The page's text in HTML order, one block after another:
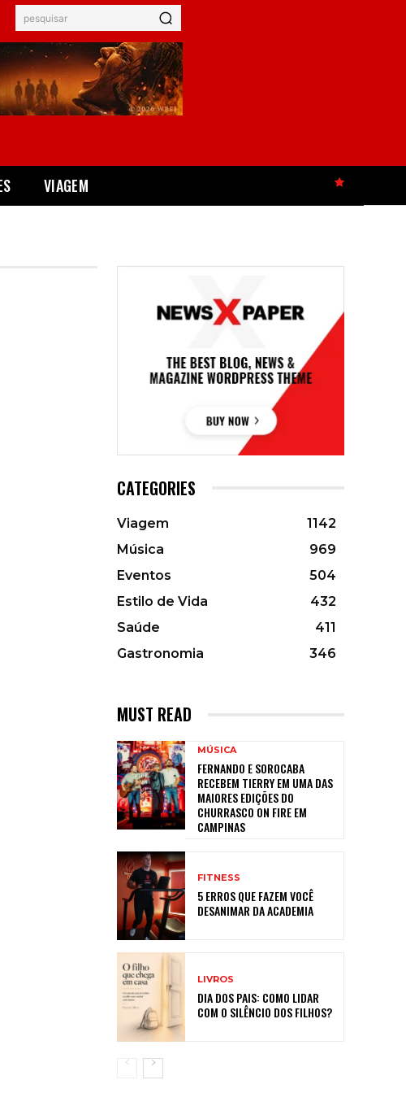
pesquisar
VIAGEM
CATEGORIES
Viagem
1142
Música
969
Eventos
504
Estilo de Vida
432
Saúde
411
Gastronomia
346
MUST READ
MÚSICA
FERNANDO E SOROCABA
RECEBEM TIERRY EM UMA DAS
MAIORES EDIÇÕES DO
CHURRASCO ON FIRE EM
CAMPINAS
FITNESS
5 ERROS QUE FAZEM VOCÊ
DESANIMAR DA ACADEMIA
LIVROS
DIA DOS PAIS: COMO LIDAR
COM O SILÊNCIO DOS FILHOS?